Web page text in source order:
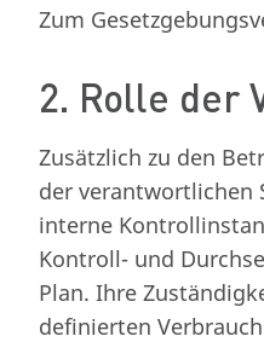
Zum
2. Rolle der
Zusätzlich zu den
der verantwortlichen
interne
Kontroll- und
Plan. Ihre
definierten